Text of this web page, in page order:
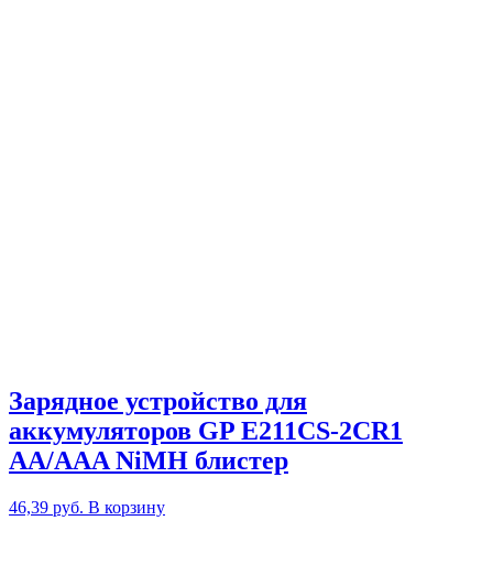
Зарядное устройство для
аккумуляторов GP Е211CS-2CR1
AA/AAA NiMH блистер
46,39 руб. В корзину